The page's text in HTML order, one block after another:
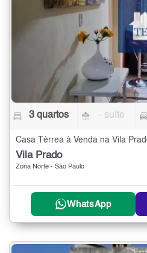
3 quartos - suíte
Casa Térrea à Venda na Vila
Vila Prado
Zona Norte - São Paulo
WhatsApp